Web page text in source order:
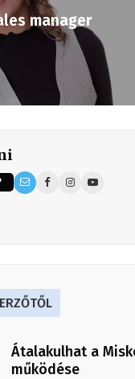
manager
Átalakulhat a
működése